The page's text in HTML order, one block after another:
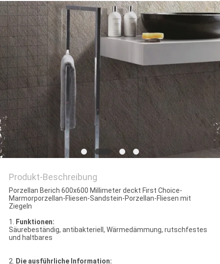
Produkt-Beschreibung
Porzellan Berich 600x600 Millimeter deckt First Choice-
Marmorporzellan-Fliesen-Sandstein-Porzellan-Fliesen mit
Ziegeln
1. Funktionen:
Säurebeständig, antibakteriell, Wärmedämmung, rutschfestes
und haltbares
2. Die ausführliche Information: